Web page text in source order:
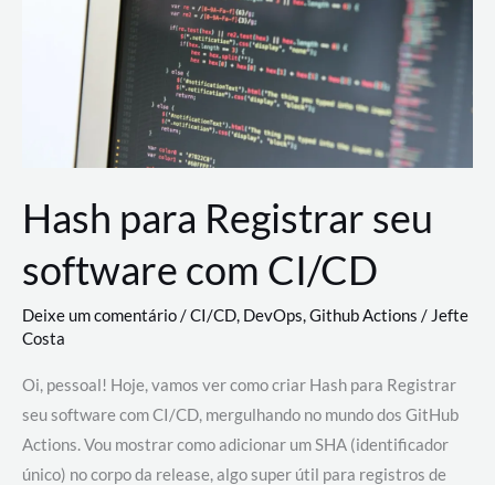
revolucionando
desenvolvimento
Hash para Registrar seu
software com CI/CD
Deixe um comentário/CI/CD, DevOps,Github Actions /Jefte
Costa
Oi, pessoal! Hoje, vamos ver como criar Hash para Registrar
seu software com CI/CD, mergulhando no mundo dos GitHub
Actions. Vou mostrar como adicionar um SHA (identificador
único) no corpo da release, algo super útil para registros de